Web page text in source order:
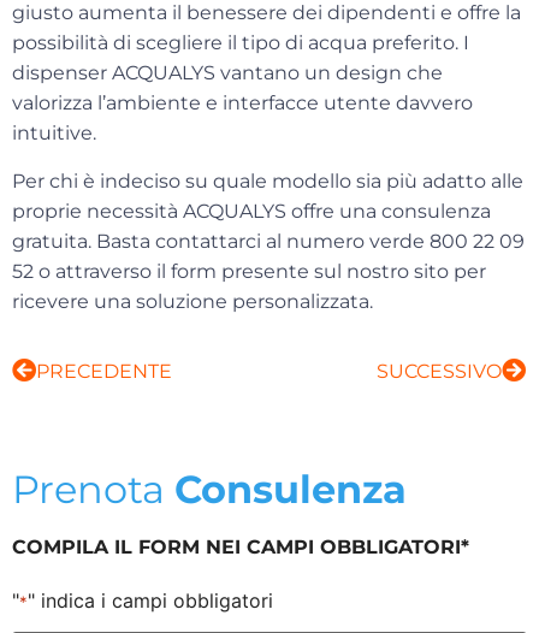
giusto aumenta il benessere dei dipendenti e offre la
possibilità di scegliere il tipo di acqua preferito. I
dispenser ACQUALYS vantano un design che
valorizza l’ambiente e interfacce utente davvero
intuitive.
Per chi è indeciso su quale modello sia più adatto alle
proprie necessità ACQUALYS offre una consulenza
gratuita. Basta contattarci al numero verde 800 22 09
52 o attraverso il form presente sul nostro sito per
ricevere una soluzione personalizzata.
PRECEDENTE SUCCESSIVO
Prenota Consulenza
COMPILA IL FORM NEI CAMPI OBBLIGATORI*
"*" indica i campi obbligatori